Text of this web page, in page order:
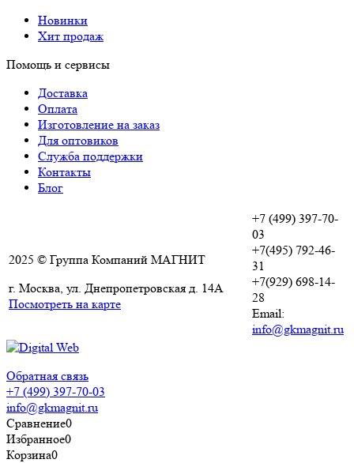
Новинки
Хит продаж
Помощь и сервисы
Доставка
Оплата
Изготовление на заказ
Для оптовиков
Служба поддержки
Контакты
Блог
2025 © Группа Компаний МАГНИТ
г. Москва, ул. Днепропетровская д. 14А
Посмотреть на карте
+7 (499) 397-70-
03
+7(495) 792-46-
31
+7(929) 698-14-
28
Email:
info@gkmagnit.ru
Обратная связь
+7 (499) 397-70-03
info@gkmagnit.ru
Сравнение0
Избранное0
Корзина0